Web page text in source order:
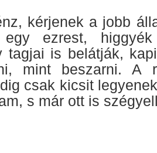
kérjenek a jobb
egy ezrest,
tagjai is belátják,
mint beszarni. A
csak kicsit
s már ott is